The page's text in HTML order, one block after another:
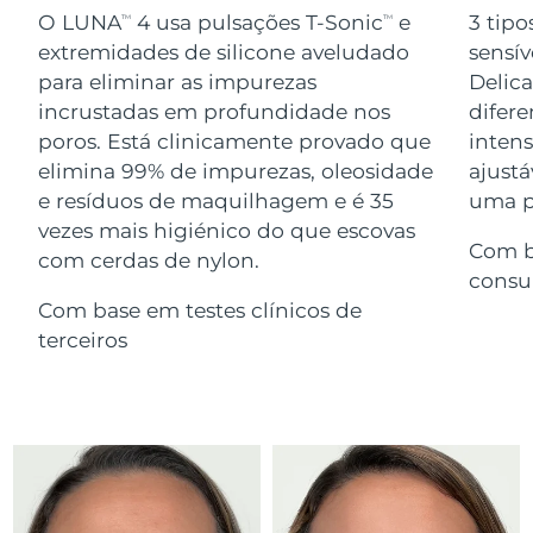
O LUNATM 4 usa pulsações T-SonicTM
e
extremidades de silicone aveludado
para eliminar as impurezas
incrustadas em profundidade nos
poros. Está clinicamente provado que
elimina 99% de impurezas, oleosidade
e resíduos de maquilhagem e é 35
vezes mais higiénico do que escovas
com cerdas de nylon.
Com base em testes clínicos de
terceiros
3
uma
Com
Advanced pore care essentials
For healthy hair
issa™ Teeth Whitening Gel
18% PAP
Cosméticos Homens
Comprar todos
FOREO APP
Israel Entrega prevista 13/8/26
Itália Entrega prevista 9/8/26
Japão Entrega prevista 12/8/26
Jersey
11/8/26
Kuwait
Líbano Entrega prevista10/8/26
Lituânia Entrega prevista9/8/26